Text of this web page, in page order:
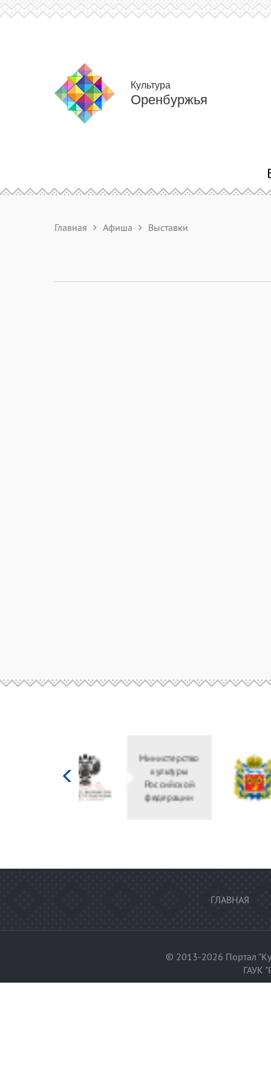
Культура
Оренбуржья
Главная Афиша Выставки
Министерство
культуры
Российской
федерации
ГЛАВНАЯ
© 2013-2026 Портал
ГАУК